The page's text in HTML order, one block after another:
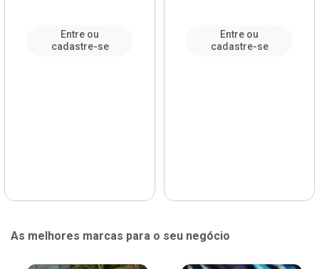
Entre ou
cadastre-se
Entre ou
cadastre-se
As melhores marcas para o seu negócio